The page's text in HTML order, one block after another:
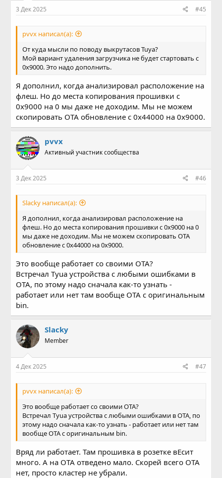
3 Дек 2025 #45
pvvx написал(а):
От куда мысли по поводу выкрутасов Tuya?
Мой вариант удаления загрузчика не будет стартовать с
0x9000. Это надо дополнить.
Я дополнил, когда анализировал расположение на
флеш. Но до места копирования прошивки с
0x9000 на 0 мы даже не доходим. Мы не можем
скопировать ОТА обновление с 0x44000 на 0x9000.
pvvx
Активный участник сообщества
3 Дек 2025 #46
Slacky написал(а):
Я дополнил, когда анализировал расположение на
флеш. Но до места копирования прошивки с 0x9000 на 0
мы даже не доходим. Мы не можем скопировать ОТА
обновление с 0x44000 на 0x9000.
Это вообще работает со своими OTA?
Встречал Tyua устройства с любыми ошибками в
OTA, по этому надо сначала как-то узнать -
работает или нет там вообще OTA c оригинальным
bin.
Slacky
Member
4 Дек 2025 #47
pvvx написал(а):
Это вообще работает со своими OTA?
Встречал Tyua устройства с любыми ошибками в OTA, по
этому надо сначала как-то узнать - работает или нет там
вообще OTA c оригинальным bin.
Вряд ли работает. Там прошивка в розетке вЕсит
много. А на ОТА отведено мало. Скорей всего ОТА
нет, просто кластер не убрали.